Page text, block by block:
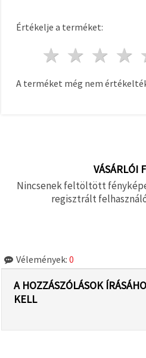
Értékelje a terméket:
3
2
1 csillag
A terméket még nem
VÁSÁRLÓI
Nincsenek feltöltött
regisztrált
Vélemények: 0
A HOZZÁSZÓLÁSOK
KELL